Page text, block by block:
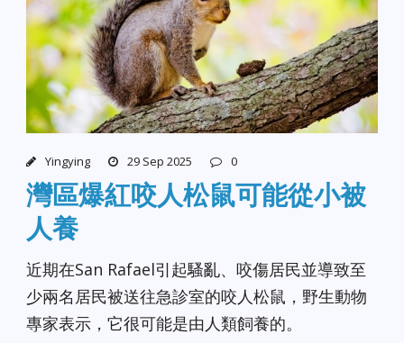
Yingying 29 Sep 2025 0
灣區爆紅咬人松鼠可能從小被
人養
近期在San Rafael引起騷亂、咬傷居民並導致至
少兩名居民被送往急診室的咬人松鼠，野生動物
專家表示，它很可能是由人類飼養的。